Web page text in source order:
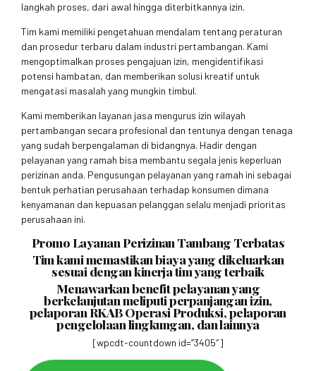
langkah proses, dari awal hingga diterbitkannya izin.
Tim kami memiliki pengetahuan mendalam tentang peraturan
dan prosedur terbaru dalam industri pertambangan. Kami
mengoptimalkan proses pengajuan izin, mengidentifikasi
potensi hambatan, dan memberikan solusi kreatif untuk
mengatasi masalah yang mungkin timbul.
Kami memberikan layanan jasa mengurus izin wilayah
pertambangan secara profesional dan tentunya dengan tenaga
yang sudah berpengalaman di bidangnya. Hadir dengan
pelayanan yang ramah bisa membantu segala jenis keperluan
perizinan anda. Pengusungan pelayanan yang ramah ini sebagai
bentuk perhatian perusahaan terhadap konsumen dimana
kenyamanan dan kepuasan pelanggan selalu menjadi prioritas
perusahaan ini.
Promo Layanan Perizinan Tambang Terbatas
Tim kami memastikan biaya yang dikeluarkan
sesuai dengan kinerja tim yang terbaik
Menawarkan benefit pelayanan yang
berkelanjutan meliputi perpanjangan izin,
pelaporan RKAB Operasi Produksi, pelaporan
pengelolaan lingkungan, dan lainnya
[wpcdt-countdown id=”3405″]